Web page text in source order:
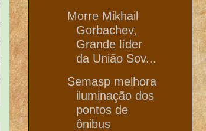
Morre Mikhail
Gorbachev,
Grande líder
da União Sov...
Semasp melhora
iluminação dos
pontos de
ônibus